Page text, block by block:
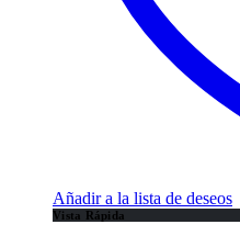
Añadir a la lista de deseos
Vista Rápida